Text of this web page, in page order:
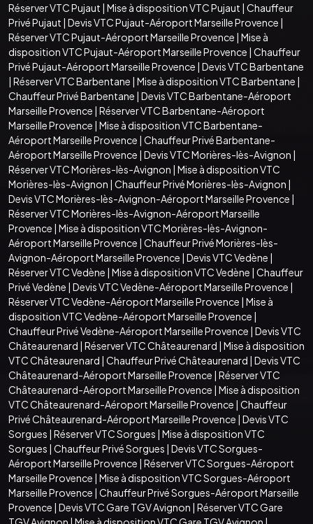
Réserver VTC Pujaut | Mise à disposition VTC Pujaut | Chauffeur
Privé Pujaut | Devis VTC Pujaut-Aéroport Marseille Provence |
Réserver VTC Pujaut-Aéroport Marseille Provence | Mise à
disposition VTC Pujaut-Aéroport Marseille Provence | Chauffeur
Privé Pujaut-Aéroport Marseille Provence | Devis VTC Barbentane
| Réserver VTC Barbentane | Mise à disposition VTC Barbentane |
Chauffeur Privé Barbentane | Devis VTC Barbentane-Aéroport
Marseille Provence | Réserver VTC Barbentane-Aéroport
Marseille Provence | Mise à disposition VTC Barbentane-
Aéroport Marseille Provence | Chauffeur Privé Barbentane-
Aéroport Marseille Provence | Devis VTC Morières-lès-Avignon |
Réserver VTC Morières-lès-Avignon | Mise à disposition VTC
Morières-lès-Avignon | Chauffeur Privé Morières-lès-Avignon |
Devis VTC Morières-lès-Avignon-Aéroport Marseille Provence |
Réserver VTC Morières-lès-Avignon-Aéroport Marseille
Provence | Mise à disposition VTC Morières-lès-Avignon-
Aéroport Marseille Provence | Chauffeur Privé Morières-lès-
Avignon-Aéroport Marseille Provence | Devis VTC Vedène |
Réserver VTC Vedène | Mise à disposition VTC Vedène | Chauffeur
Privé Vedène | Devis VTC Vedène-Aéroport Marseille Provence |
Réserver VTC Vedène-Aéroport Marseille Provence | Mise à
disposition VTC Vedène-Aéroport Marseille Provence |
Chauffeur Privé Vedène-Aéroport Marseille Provence | Devis VTC
Châteaurenard | Réserver VTC Châteaurenard | Mise à disposition
VTC Châteaurenard | Chauffeur Privé Châteaurenard | Devis VTC
Châteaurenard-Aéroport Marseille Provence | Réserver VTC
Châteaurenard-Aéroport Marseille Provence | Mise à disposition
VTC Châteaurenard-Aéroport Marseille Provence | Chauffeur
Privé Châteaurenard-Aéroport Marseille Provence | Devis VTC
Sorgues | Réserver VTC Sorgues | Mise à disposition VTC
Sorgues | Chauffeur Privé Sorgues | Devis VTC Sorgues-
Aéroport Marseille Provence | Réserver VTC Sorgues-Aéroport
Marseille Provence | Mise à disposition VTC Sorgues-Aéroport
Marseille Provence | Chauffeur Privé Sorgues-Aéroport Marseille
Provence | Devis VTC Gare TGV Avignon | Réserver VTC Gare